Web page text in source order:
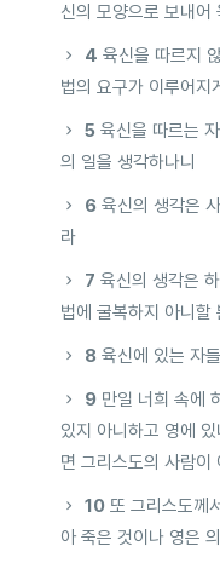
신의 모양으로 보내어
4 육신을 따르지
법의 요구가 이루어지
5육신을 따르는
의 일을 생각하나니
6육신의 생각은
라
7 육신의 생각은
법에 굴복하지 아니할
8 육신에 있는 자
9만일 너희 속에
있지 아니하고 영에
면 그리스도의 사람이
10또 그리스도께
아 죽은 것이나 영은